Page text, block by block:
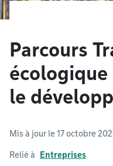
Parcours
écologique
le
Mis à jour le 17 octobre
Relié à Entreprises